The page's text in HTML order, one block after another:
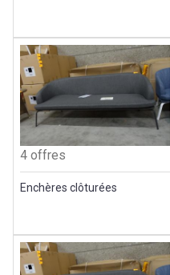
4 offres
Enchères clôturées